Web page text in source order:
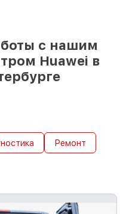
с нашим
Huawei в
Ремонт